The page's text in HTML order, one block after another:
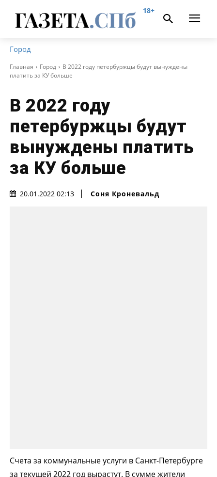
18+
Город
Главная Город
В 2022 году петербуржцы будут вынуждены
платить за КУ больше
В 2022 году
петербуржцы будут
вынуждены платить
за КУ больше
20.01.2022 02:13 Соня Кроневальд
Счета за коммунальные услуги в Санкт-Петербурге
за текущей 2022 год вырастут. В сумме жители